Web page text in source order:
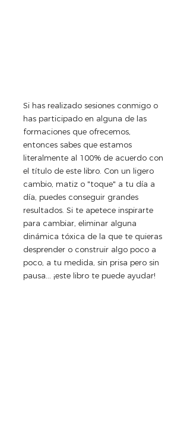
Si has realizado sesiones conmigo o
has participado en alguna de las
formaciones que ofrecemos,
entonces sabes que estamos
literalmente al 100% de acuerdo con
el título de este libro. Con un ligero
cambio, matiz o "toque" a tu día a
día, puedes conseguir grandes
resultados. Si te apetece inspirarte
para cambiar, eliminar alguna
dinámica tóxica de la que te quieras
desprender o construir algo poco a
poco, a tu medida, sin prisa pero sin
pausa... ¡este libro te puede ayudar!